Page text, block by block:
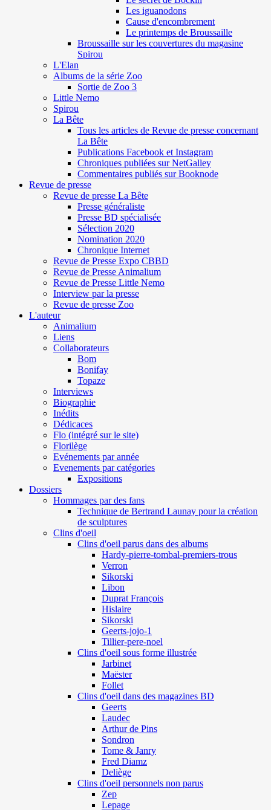
Les iguanodons
Cause d'encombrement
Le printemps de Broussaille
Broussaille sur les couvertures du magasine
Spirou
L'Elan
Albums de la série Zoo
Sortie de Zoo 3
Little Nemo
Spirou
La Bête
Tous les articles de Revue de presse concernant
La Bête
Publications Facebook et Instagram
Chroniques publiées sur NetGalley
Commentaires publiés sur Booknode
Revue de presse
Revue de presse La Bête
Presse généraliste
Presse BD spécialisée
Sélection 2020
Nomination 2020
Chronique Internet
Revue de Presse Expo CBBD
Revue de Presse Animalium
Revue de Presse Little Nemo
Interview par la presse
Revue de presse Zoo
L'auteur
Animalium
Liens
Collaborateurs
Bom
Bonifay
Topaze
Interviews
Biographie
Inédits
Dédicaces
Flo (intégré sur le site)
Florilège
Evénements par année
Evenements par catégories
Expositions
Dossiers
Hommages par des fans
Technique de Bertrand Launay pour la création
de sculptures
Clins d'oeil
Clins d'oeil parus dans des albums
Hardy-pierre-tombal-premiers-trous
Verron
Sikorski
Libon
Duprat François
Hislaire
Sikorski
Geerts-jojo-1
Tillier-pere-noel
Clins d'oeil sous forme illustrée
Jarbinet
Maëster
Follet
Clins d'oeil dans des magazines BD
Geerts
Laudec
Arthur de Pins
Sondron
Tome & Janry
Fred Diamz
Deliège
Clins d'oeil personnels non parus
Zep
Lepage